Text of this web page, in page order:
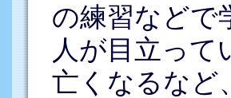
の練習などで
人が目立っ
亡くなるなど